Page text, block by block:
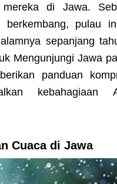
mereka di Jawa.
berkembang, pulau
sepanjang
Mengunjungi Jawa
panduan
kebahagiaan
Cuaca di Jawa